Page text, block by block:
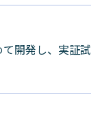
開発し、実証試